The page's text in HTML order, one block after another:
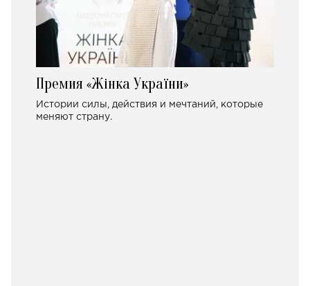
Премия «Жінка України»
Истории силы, действия и мечтаний, которые
меняют страну.